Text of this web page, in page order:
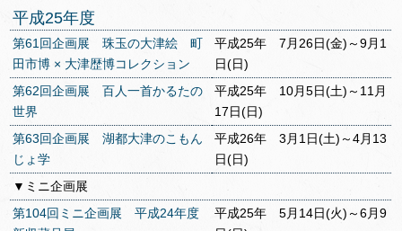
平成25年度
第61回企画展 珠玉の大津絵 町
田市博 × 大津歴博コレクション
平成25年 7月26日(金)～9月1
日(日)
第62回企画展 百人一首かるたの
世界
平成25年 10月5日(土)～11月
17日(日)
第63回企画展 湖都大津のこもん
じょ学
平成26年 3月1日(土)～4月13
日(日)
▼ミニ企画展
第104回ミニ企画展 平成24年度
平成25年 5月14日(火)～6月9